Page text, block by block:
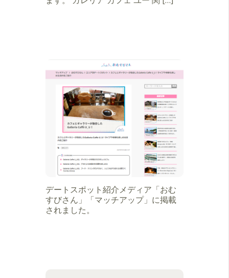
デートスポット紹介メディア「おむ
すびさん」「マッチアップ」に掲載
されました。